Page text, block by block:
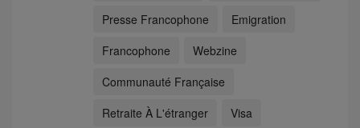
Presse Francophone
Emigration
Francophone
Webzine
Communauté Française
Retraite À L'étranger
Visa